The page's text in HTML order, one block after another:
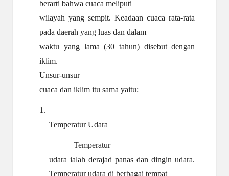
berarti bahwa cuaca meliputi
wilayah yang sempit. Keadaan cuaca rata-rata
pada daerah yang luas dan dalam
waktu yang lama (30 tahun) disebut dengan
iklim.
Unsur-unsur
cuaca dan iklim itu sama yaitu:
1.
Temperatur Udara
Temperatur
udara ialah derajad panas dan dingin udara.
Temperatur udara di berbagai tempat